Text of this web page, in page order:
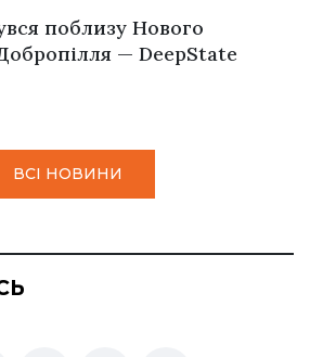
поблизу Нового
— DeepState
ВСІ НОВИНИ